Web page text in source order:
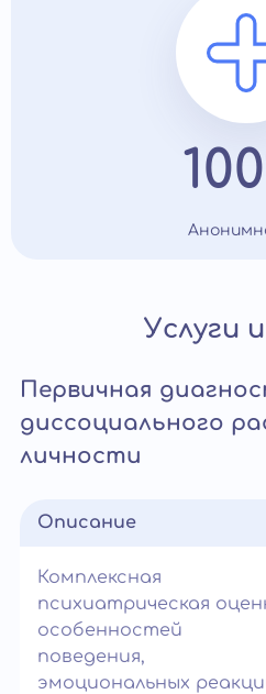
Услуги
Первичная
диссоциального
личности
Описание
Комплексная
психиатрическая
особенностей
поведения,
эмоциональных